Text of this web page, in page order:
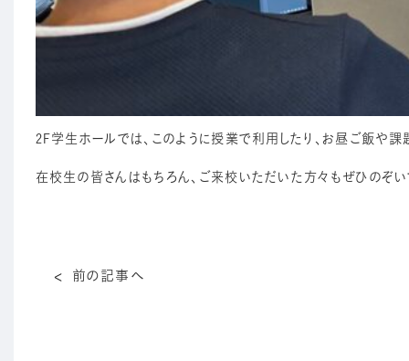
2F学生ホールでは、このように授業で利用したり、お昼ご飯や
在校生の皆さんはもちろん、ご来校いただいた方々もぜひのぞ
前の記事へ